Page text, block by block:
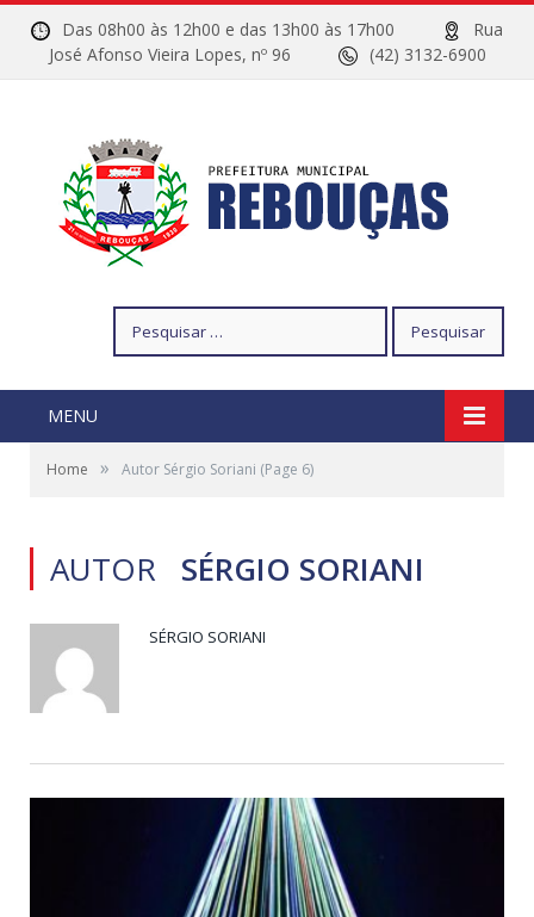
Das 08h00 às 12h00 e das 13h00 às 17h00
Rua
José Afonso Vieira Lopes, nº 96
(42) 3132-6900
por:
MENU
Home » Autor Sérgio Soriani (Page 6)
AUTOR SÉRGIO SORIANI
SÉRGIO SORIANI